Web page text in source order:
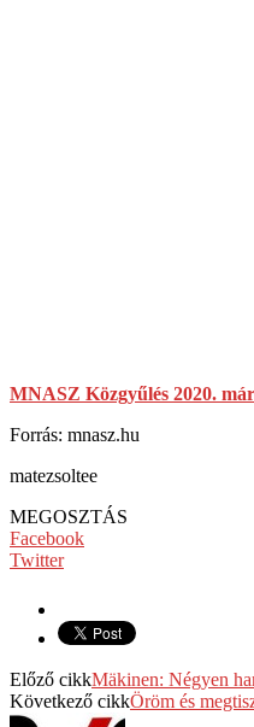
MNASZ Közgyűlés 2020.
Forrás: mnasz.hu
matezsoltee
MEGOSZTÁS
Facebook
Twitter
Előző cikkMäkinen: Négyen
Következő cikkÖröm és